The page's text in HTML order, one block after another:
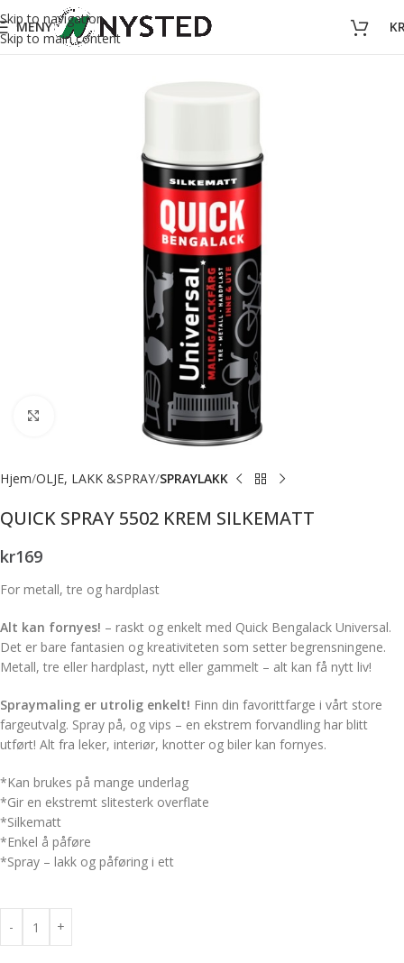
Skip to navigation
Skip to main content
MENY
Hjem OLJE, LAKK &SPRAY SPRAYLAKK
QUICK SPRAY 5502 KREM SILKEMATT
kr169
For metall, tre og hardplast
Alt kan fornyes! – raskt og enkelt med Quick Bengalack Universal.
Det er bare fantasien og kreativiteten som setter begrensningene.
Metall, tre eller hardplast, nytt eller gammelt – alt kan få nytt liv!
Spraymaling er utrolig enkelt! Finn din favorittfarge i vårt store
fargeutvalg. Spray på, og vips – en ekstrem forvandling har blitt
utført! Alt fra leker, interiør, knotter og biler kan fornyes.
*Kan brukes på mange underlag
*Gir en ekstremt slitesterk overflate
*Silkematt
*Enkel å påføre
*Spray – lakk og påføring i ett